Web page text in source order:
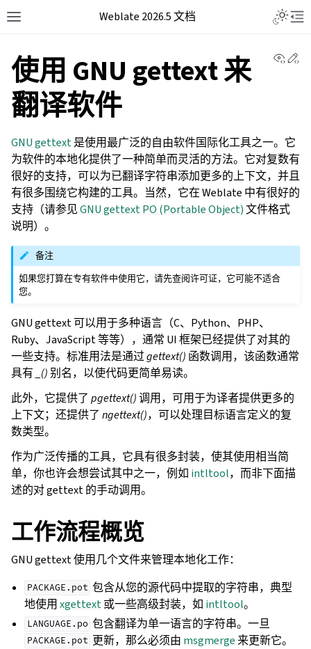
Weblate 2026.5 文档
使用 GNU gettext 来
翻译软件
GNU gettext是使用最广泛的自由软件国际化工具之一。它
为软件的本地化提供了一种简单而灵活的方法。它对复数有
很好的支持，可以为已翻译字符串添加更多的上下文，并且
有很多围绕它构建的工具。当然，它在 Weblate 中有很好的
支持（请参见GNU gettext PO (Portable Object)文件格式
说明）。
备注
如果您打算在专有软件中使用它，请先查阅许可证，它可能不适合
您。
GNU gettext 可以用于多种语言（C、Python、PHP、
Ruby、JavaScript 等等），通常 UI 框架已经提供了对其的
一些支持。标准用法是通过gettext() 函数调用，该函数通常
具有
_()别名，以使代码更简单易读。
此外，它提供了 pgettext()调用，可用于为译者提供更多的
上下文；还提供了 ngettext()，可以处理目标语言定义的复
数类型。
作为广泛传播的工具，它具有很多封装，使其使用相当简
单，你也许会想尝试其中之一，例如 intltool，而非下面描
述的对 gettext 的手动调用。
工作流程概览
GNU gettext 使用几个文件来管理本地化工作：
PACKAGE.pot 包含从您的源代码中提取的字符串，典型
地使用xgettext或一些高级封装，如 intltool。
LANGUAGE.po 包含翻译为单一语言的字符串。一旦
PACKAGE.pot 更新，那么必须由 msgmerge 来更新它。